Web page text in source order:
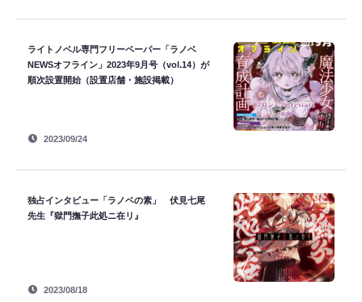
ライトノベル専門フリーペーパー「ラノベ
NEWSオフライン」2023年9月号（vol.14）が
順次設置開始（設置店舗・施設掲載）
2023/09/24
独占インタビュー「ラノベの素」 伏見七尾
先生『獄門撫子此処ニ在リ』
2023/08/18